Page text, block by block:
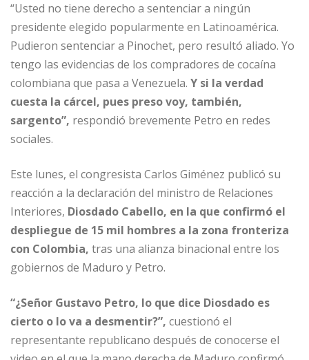
“Usted no tiene derecho a sentenciar a ningún
presidente elegido popularmente en Latinoamérica.
Pudieron sentenciar a Pinochet, pero resultó aliado. Yo
tengo las evidencias de los compradores de cocaína
colombiana que pasa a Venezuela. Y si la verdad
cuesta la cárcel, pues preso voy, también,
sargento”, respondió brevemente Petro en redes
sociales.
Este lunes, el congresista Carlos Giménez publicó su
reacción a la declaración del ministro de Relaciones
Interiores, Diosdado Cabello, en la que confirmó el
despliegue de 15 mil hombres a la zona fronteriza
con Colombia, tras una alianza binacional entre los
gobiernos de Maduro y Petro.
“¿Señor Gustavo Petro, lo que dice Diosdado es
cierto o lo va a desmentir?”, cuestionó el
representante republicano después de conocerse el